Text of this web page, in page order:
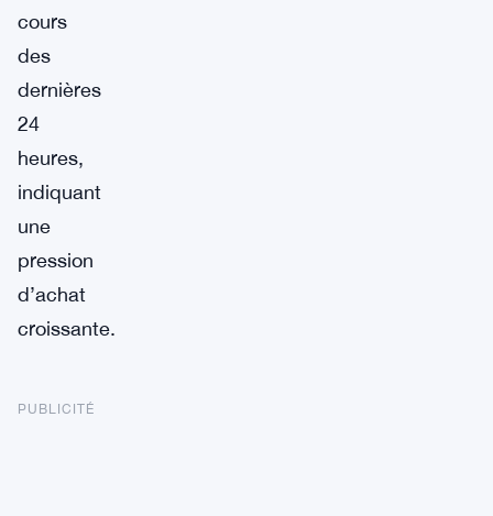
cours
des
dernières
24
heures,
indiquant
une
pression
d’achat
croissante.
PUBLICITÉ